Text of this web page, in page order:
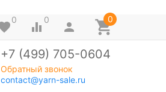
0 0 0
+7 (499) 705-0604
Обратный звонок
contact@yarn-sale.ru